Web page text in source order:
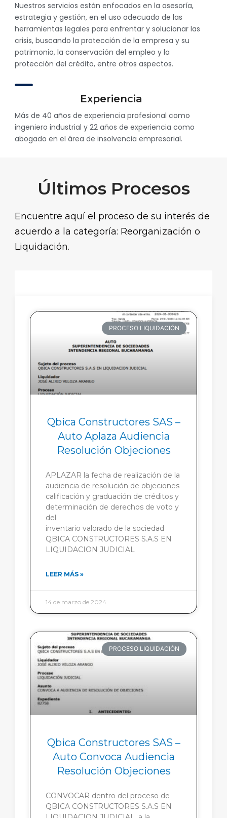
Nuestros servicios están enfocados en la asesoría,
estrategia y gestión, en el uso adecuado de las
herramientas legales para enfrentar y solucionar las
crisis, buscando la protección de la empresa y su
patrimonio, la conservación del empleo y la
protección del crédito, entre otros aspectos.
Experiencia
Más de 40 años de experiencia profesional como
ingeniero industrial y 22 años de experiencia como
abogado en el área de insolvencia empresarial.
Últimos Procesos
Encuentre aquí el proceso de su interés de
acuerdo a la categoría: Reorganización o
Liquidación.
PROCESO LIQUIDACIÓN
Qbica Constructores SAS –
Auto Aplaza Audiencia
Resolución Objeciones
APLAZAR la fecha de realización de la
audiencia de resolución de objeciones
calificación y graduación de créditos y
determinación de derechos de voto y
del
inventario valorado de la sociedad
QBICA CONSTRUCTORES S.A.S EN
LIQUIDACION JUDICIAL
LEER MÁS »
14 de marzo de 2024
PROCESO LIQUIDACIÓN
Qbica Constructores SAS –
Auto Convoca Audiencia
Resolución Objeciones
CONVOCAR dentro del proceso de
QBICA CONSTRUCTORES S.A.S EN